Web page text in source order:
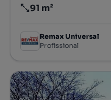
Preço por metro
91 m²
Remax Universal
Profissional